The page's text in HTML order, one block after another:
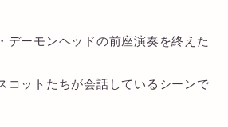
デーモンヘッドの前座演奏を終えた
コットたちが会話しているシーンで